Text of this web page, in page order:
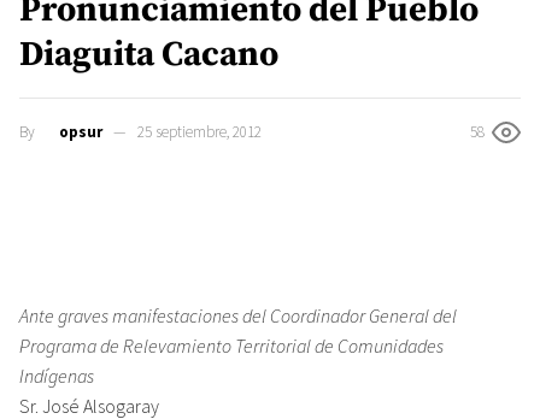
Pronunciamiento del Pueblo
Diaguita Cacano
By opsur 25 septiembre, 2012 58
Ante graves manifestaciones del Coordinador General del
Programa de Relevamiento Territorial de Comunidades
Indígenas
Sr. José Alsogaray